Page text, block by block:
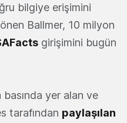
bilgiye erişimini
Ballmer, 10 milyon
girişimini bugün
yer alan ve
tarafından paylaşılan